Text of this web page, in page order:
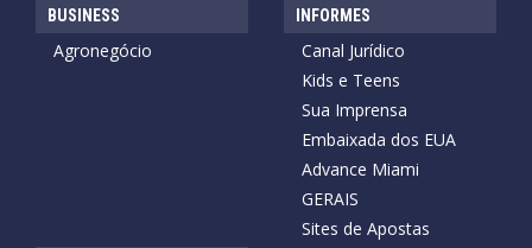
BUSINESS
Agronegócio
INFORMES
Canal Jurídico
Kids e Teens
Sua Imprensa
Embaixada dos EUA
Advance Miami
GERAIS
Sites de Apostas